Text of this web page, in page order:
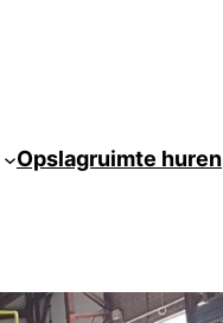
Opslagruimte huren